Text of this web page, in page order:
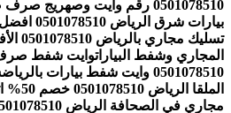
0501078510 رقم وايت وصهريج صرف صحي بالرياض
بيارات شرق الرياض 0501078510 افضل خدمات شفط البيارات
المجاري وشفط البياراتوايت شفط
0501078510 وايت شفط بيارات بالرياض
الملقا الرياض 0501078510 خصم 50% اتصل الآن